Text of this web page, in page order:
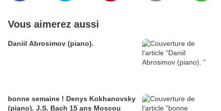
Vous aimerez aussi
Daniil Abrosimov (piano).
bonne semaine ! Denys Kokhanovsky
(piano). J.S. Bach 15 ans Moscou